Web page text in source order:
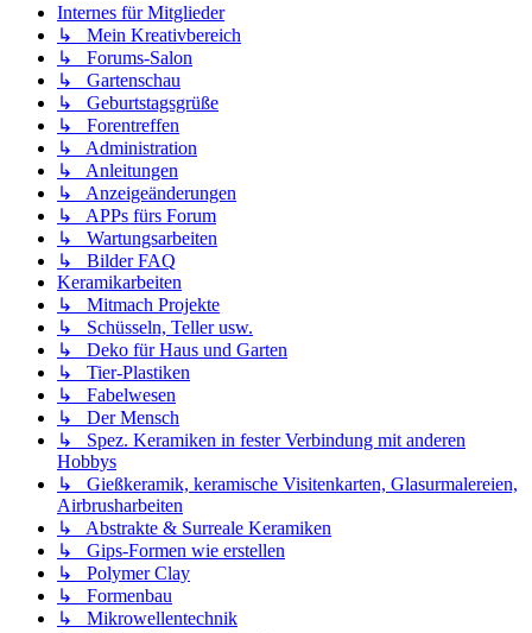
Internes für Mitglieder
↳ Mein Kreativbereich
↳ Forums-Salon
↳ Gartenschau
↳ Geburtstagsgrüße
↳ Forentreffen
↳ Administration
↳ Anleitungen
↳ Anzeigeänderungen
↳ APPs fürs Forum
↳ Wartungsarbeiten
↳ Bilder FAQ
Keramikarbeiten
↳ Mitmach Projekte
↳ Schüsseln, Teller usw.
↳ Deko für Haus und Garten
↳ Tier-Plastiken
↳ Fabelwesen
↳ Der Mensch
↳ Spez. Keramiken in fester Verbindung mit anderen
Hobbys
↳ Gießkeramik, keramische Visitenkarten, Glasurmalereien,
Airbrusharbeiten
↳ Abstrakte & Surreale Keramiken
↳ Gips-Formen wie erstellen
↳ Polymer Clay
↳ Formenbau
↳ Mikrowellentechnik